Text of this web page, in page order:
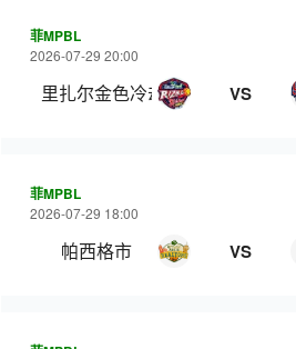
菲MPBL
2026-07-29 20:00
里扎尔金色冷却器 VS
菲MPBL
2026-07-29 18:00
帕西格市 VS